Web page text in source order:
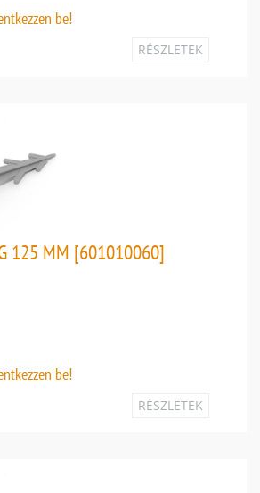
be!
RÉSZLETEK
125 MM [601010060]
be!
RÉSZLETEK